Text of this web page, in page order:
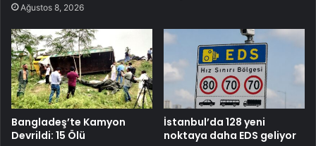
Ağustos 8, 2026
Bangladeş’te Kamyon
Devrildi: 15 Ölü
İstanbul’da 128 yeni
noktaya daha EDS geliyor